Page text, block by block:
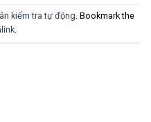
kiểm tra tự động. Bookmark the
.